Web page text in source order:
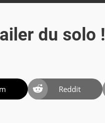
du solo !
Reddit